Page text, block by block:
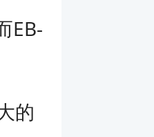
EB-
的